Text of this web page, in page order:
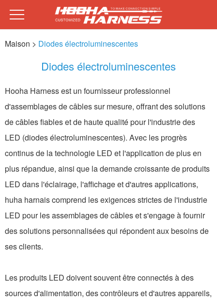
Maison > Diodes électroluminescentes
Diodes électroluminescentes
Hooha Harness est un fournisseur professionnel
d'assemblages de câbles sur mesure, offrant des solutions
de câbles fiables et de haute qualité pour l'industrie des
LED (diodes électroluminescentes). Avec les progrès
continus de la technologie LED et l'application de plus en
plus répandue, ainsi que la demande croissante de produits
LED dans l'éclairage, l'affichage et d'autres applications,
huha harnais comprend les exigences strictes de l'industrie
LED pour les assemblages de câbles et s'engage à fournir
des solutions personnalisées qui répondent aux besoins de
ses clients.
Les produits LED doivent souvent être connectés à des
sources d'alimentation, des contrôleurs et d'autres appareils,